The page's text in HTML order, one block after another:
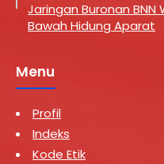
Jaringan Buronan BNN
Bawah Hidung Aparat
Menu
Profil
Indeks
Kode Etik